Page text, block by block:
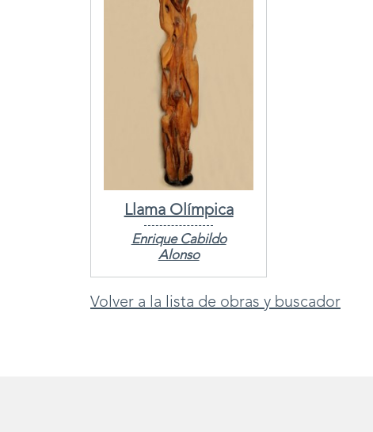
Llama Olímpica
Enrique Cabildo
Alonso
Volver a la lista de obras y buscador